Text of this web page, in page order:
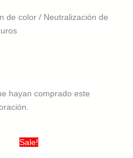
de color / Neutralización de
hayan comprado este
Sale!